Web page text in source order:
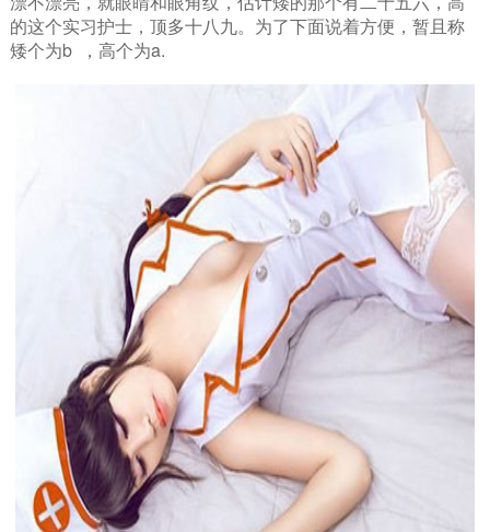
的这个实习护士，顶多十八九。为了下面说着方便，暂且称
矮个为b ，高个为a.